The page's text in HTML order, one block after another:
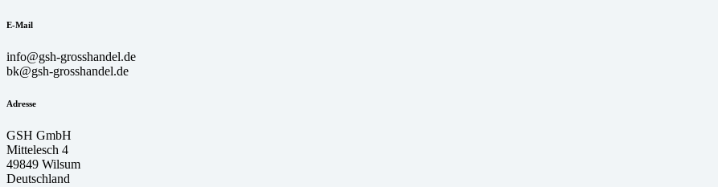
E-Mail
info@gsh-grosshandel.de
bk@gsh-grosshandel.de
Adresse
GSH GmbH
Mittelesch 4
49849 Wilsum
Deutschland